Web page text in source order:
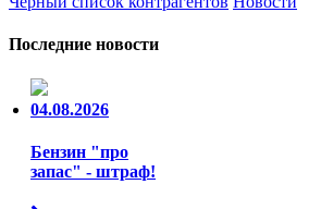
Последние новости
04.08.2026
Бензин "про
запас" - штраф!